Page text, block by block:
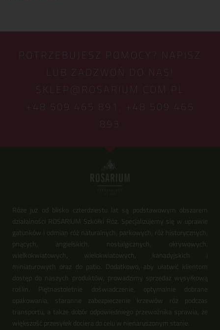
POTRZEBUJESZ POMOCY? NAPISZ
LUB ZADZWOŃ DO NAS!
SKLEP@ROSARIUM.COM.PL
+48 509 465 891,
+48 509 465
893
Róże już od blisko czterdziestu lat są podstawowym obszarem
działalności ROSARIUM Szkółki Róż. Specjalizujemy się w uprawie
gatunków i odmian róż naturalnych, parkowych, róż historycznych,
pnących, angielskich, nostalgicznych, okrywowych,
wielkokwiatowych, wielokwiatowych, kanadyjskich i
miniaturowych oraz do patio. Dodatkowo, aby ułatwić klientom
dostęp do naszych produktów, prowadzimy sprzedaż wysyłkową
roślin. Piętnastoletnie doświadczenie, optymalnie dobrane
opakowania, staranne zabezpieczenie krzewów róż podczas
transportu, a także dobór odpowiedniego przewoźnika sprawia, że
większość przesyłek dociera do celu w nienaruszonym stanie.